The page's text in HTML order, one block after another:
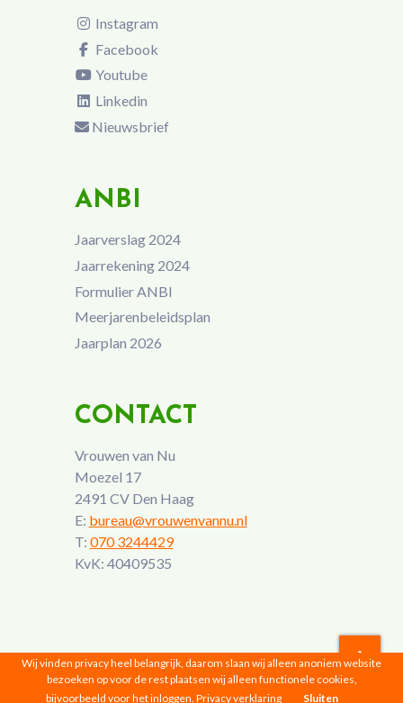
Instagram
Facebook
Youtube
Linkedin
Nieuwsbrief
ANBI
Jaarverslag 2024
Jaarrekening 2024
Formulier ANBI
Meerjarenbeleidsplan
Jaarplan 2026
CONTACT
Vrouwen van Nu
Moezel 17
2491 CV Den Haag
E: bureau@vrouwenvannu.nl
T: 070 3244429
KvK: 40409535
Vrouwen van Nu © 2026 |Privacyverklaring
Wij vinden privacy heel belangrijk, daarom slaan wij alleen anoniem website
bezoeken op voor de rest plaatsen wij alleen functionele cookies,
bijvoorbeeld voor het inloggen. Privacy verklaring Sluiten